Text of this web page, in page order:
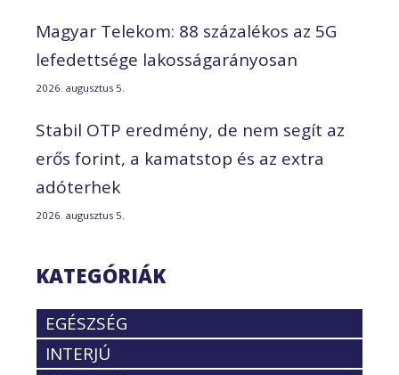
Magyar Telekom: 88 százalékos az 5G
lefedettsége lakosságarányosan
2026. augusztus 5.
Stabil OTP eredmény, de nem segít az
erős forint, a kamatstop és az extra
adóterhek
2026. augusztus 5.
KATEGÓRIÁK
EGÉSZSÉG
INTERJÚ